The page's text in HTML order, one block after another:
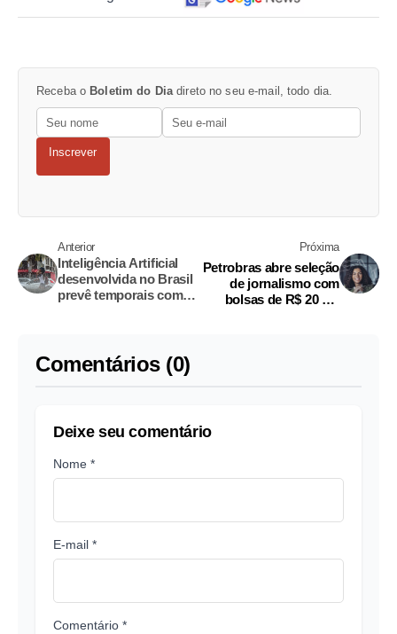
Receba o Boletim do Dia direto no seu e-mail, todo dia.
Inscrever
Anterior
Inteligência Artificial
desenvolvida no Brasil
prevê temporais com
Próxima
Petrobras abre seleção
de jornalismo com
bolsas de R$ 20 mil
Comentários (0)
Deixe seu comentário
Nome *
E-mail *
Comentário *